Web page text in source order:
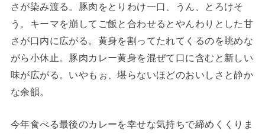
さが染み渡る。豚肉をとりわけ一口、うん、とろけそ
う。キーマを崩してご飯と合わせるとやんわりとした甘
さが口内に広がる。黄身を割ってたれてくるのを眺めな
がら小休止。豚肉カレー黄身を混ぜて口に含むと新しい
味が広がる。いやもぉ、堪らないほどのおいしさと静か
な余韻。
今年食べる最後のカレーを幸せな気持ちで締めくくりま